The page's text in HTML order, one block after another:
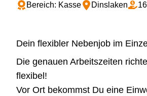
Dinslaken
Bereich: Kasse
Dein flexibler Nebenjob im
Die genauen Arbeitszeiten
flexibel!
Vor Ort bekommst Du eine